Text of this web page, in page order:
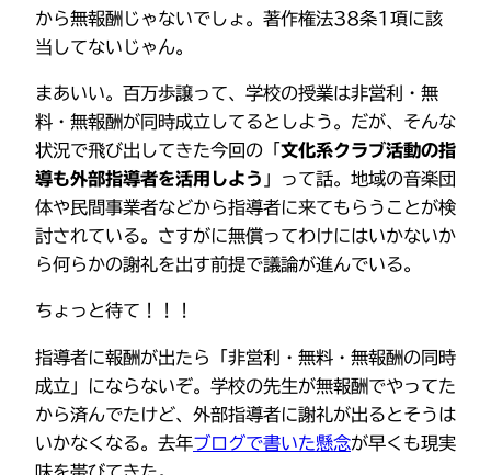
から無報酬じゃないでしょ。著作権法38条1項に該
当してないじゃん。
まあいい。百万歩譲って、学校の授業は非営利・無
料・無報酬が同時成立してるとしよう。だが、そんな
状況で飛び出してきた今回の「 文化系クラブ活動の指
導も外部指導者を活用しよう 」って話。地域の音楽団
体や民間事業者などから指導者に来てもらうことが検
討されている。さすがに無償ってわけにはいかないか
ら何らかの謝礼を出す前提で議論が進んでいる。
ちょっと待て！！！
指導者に報酬が出たら「非営利・無料・無報酬の同時
成立」にならないぞ。学校の先生が無報酬でやってた
から済んでたけど、外部指導者に謝礼が出るとそうは
いかなくなる。去年ブログで書いた懸念が早くも現実
味を帯びてきた。